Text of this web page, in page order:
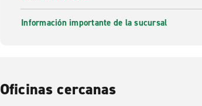
Información importante de la sucursal
Oficinas cercanas